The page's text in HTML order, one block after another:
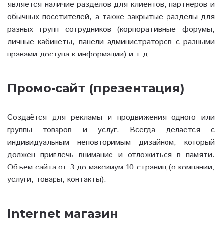
является наличие разделов для клиентов, партнеров и
обычных посетителей, а также закрытые разделы для
разных групп сотрудников (корпоративные форумы,
личные кабинеты, панели администраторов с разными
правами доступа к информации) и т.д.
Промо-сайт (презентация)
Создаётся для рекламы и продвижения одного или
группы товаров и услуг. Всегда делается с
индивидуальным неповторимым дизайном, который
должен привлечь внимание и отложиться в памяти.
Объем сайта от 3 до максимум 10 страниц (о компании,
услуги, товары, контакты).
Internet магазин